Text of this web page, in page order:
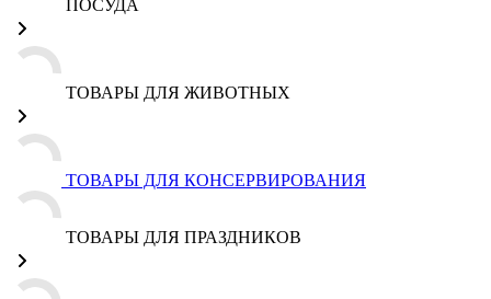
ПОСУДА
ТОВАРЫ ДЛЯ ЖИВОТНЫХ
ТОВАРЫ ДЛЯ КОНСЕРВИРОВАНИЯ
ТОВАРЫ ДЛЯ ПРАЗДНИКОВ